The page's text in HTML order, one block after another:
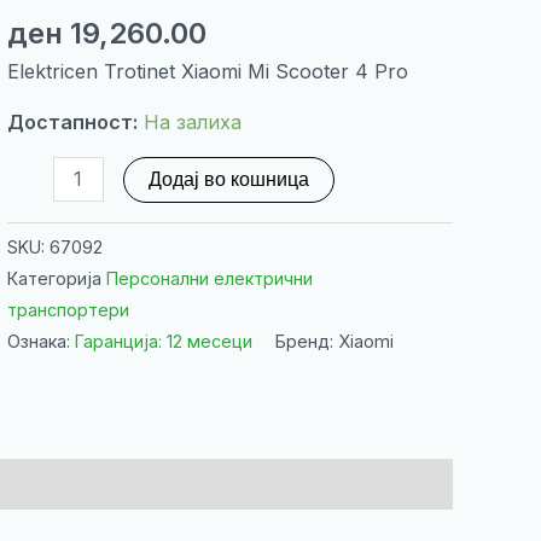
ден 19,260.00
Elektricen Trotinet Xiaomi Mi Scooter 4 Pro
Достапност: На залиха
Elektricen
Trotinet
Scooter
4
Додај во кошница
SKU: 67092
Категорија Персонални електрични
транспортери
Ознака: Гаранција: 12 месеци Бренд: Xiaomi